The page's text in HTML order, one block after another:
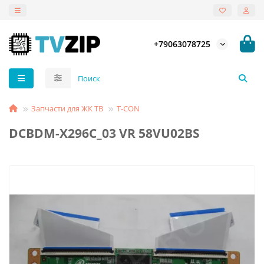
+79063078725
Запчасти для ЖК ТВ T-СON
DCBDM-X296C_03 VR 58VU02BS